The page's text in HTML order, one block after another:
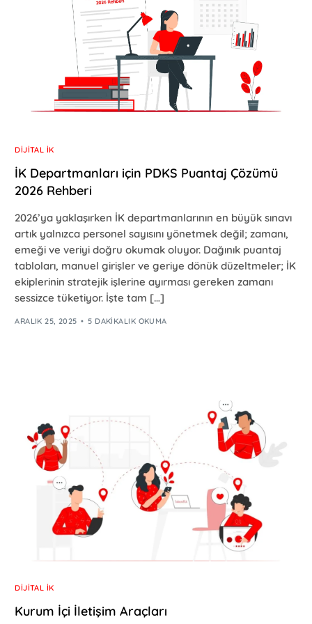
DIJITAL İK
İK Departmanları için PDKS Puantaj Çözümü
2026 Rehberi
2026’ya yaklaşırken İK departmanlarının en büyük sınavı
artık yalnızca personel sayısını yönetmek değil; zamanı,
emeği ve veriyi doğru okumak oluyor. Dağınık puantaj
tabloları, manuel girişler ve geriye dönük düzeltmeler; İK
ekiplerinin stratejik işlerine ayırması gereken zamanı
sessizce tüketiyor. İşte tam […]
ARALIK 25, 2025 5 DAKIKALIK OKUMA
DIJITAL İK
Kurum İçi İletişim Araçları